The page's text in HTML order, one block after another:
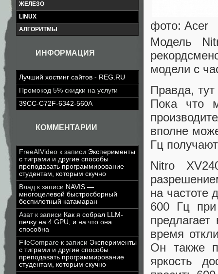
ЖЕЛЕЗО
LINUX
АЛГОРИТМЫ
ИНФОРМАЦИЯ
Лучший хостинг сайтов - REG.RU
Промокод 5% скидки на услуги
39CC-C72F-6342-560A
КОММЕНТАРИИ
FreeAIVideo к записи Эксперименты
с тиграми и другие способы
преподавать программирование
студентам, которым скучно
Влад к записи NAVIS —
многоцелевой быстросборный
беспилотный катамаран
Азатк записи Как я собрал LLM-
печку на 4 GPU, и на что она
способна
FileCompare к записи Эксперименты
с тиграми и другие способы
преподавать программирование
студентам, которым скучно
фото: Acer
Модель
модели с
Правда, тут
Пока что
вполне
Гц
Nitro
на частоте
600 Гц при
время
Он также
яркость